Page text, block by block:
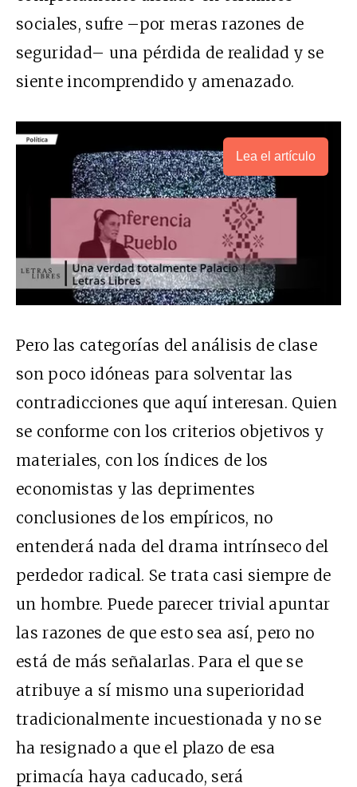
sociales, sufre –por meras razones de
seguridad– una pérdida de realidad y se
siente incomprendido y amenazado.
Lea el artículo
Pero las categorías del análisis de clase
son poco idóneas para solventar las
contradicciones que aquí interesan. Quien
se conforme con los criterios objetivos y
materiales, con los índices de los
economistas y las deprimentes
conclusiones de los empíricos, no
entenderá nada del drama intrínseco del
perdedor radical. Se trata casi siempre de
un hombre. Puede parecer trivial apuntar
las razones de que esto sea así, pero no
está de más señalarlas. Para el que se
atribuye a sí mismo una superioridad
tradicionalmente incuestionada y no se
ha resignado a que el plazo de esa
primacía haya caducado, será